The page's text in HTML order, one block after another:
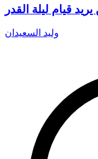
وليد السعيدان